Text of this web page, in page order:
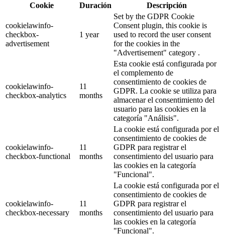
Cookie
Duración Descripción
cookielawinfo-
checkbox-
advertisement
1 year
Set by the GDPR Cookie
Consent plugin, this cookie is
used to record the user consent
for the cookies in the
"Advertisement" category .
cookielawinfo-
checkbox-analytics
11
months
Esta cookie está configurada por
el complemento de
consentimiento de cookies de
GDPR. La cookie se utiliza para
almacenar el consentimiento del
usuario para las cookies en la
categoría "Análisis".
cookielawinfo-
checkbox-functional
11
months
La cookie está configurada por el
consentimiento de cookies de
GDPR para registrar el
consentimiento del usuario para
las cookies en la categoría
"Funcional".
cookielawinfo-
checkbox-necessary
11
months
La cookie está configurada por el
consentimiento de cookies de
GDPR para registrar el
consentimiento del usuario para
las cookies en la categoría
"Funcional".